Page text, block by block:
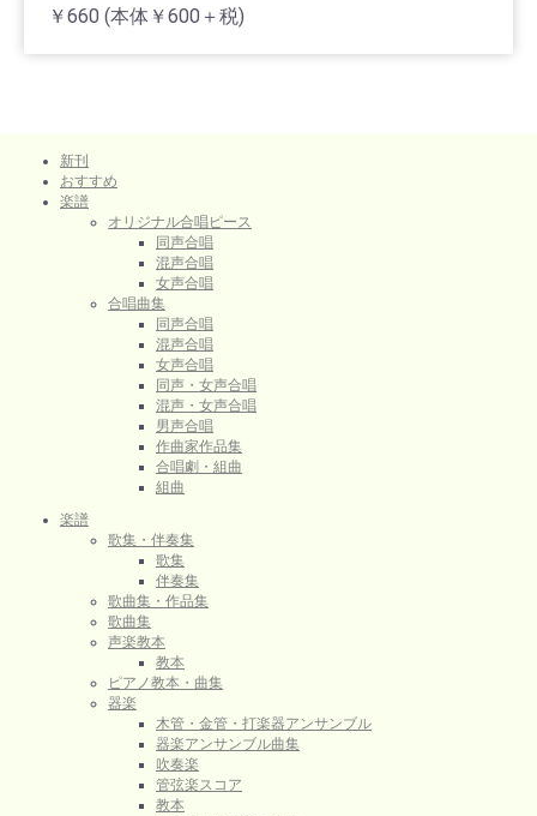
￥660 (本体￥600＋税)
新刊
おすすめ
楽譜
オリジナル合唱ピース
同声合唱
混声合唱
女声合唱
合唱曲集
同声合唱
混声合唱
女声合唱
同声・女声合唱
混声・女声合唱
男声合唱
作曲家作品集
合唱劇・組曲
組曲
楽譜
歌集・伴奏集
歌集
伴奏集
歌曲集・作品集
歌曲集
声楽教本
教本
ピアノ教本・曲集
器楽
木管・金管・打楽器アンサンブル
器楽アンサンブル曲集
吹奏楽
管弦楽スコア
教本